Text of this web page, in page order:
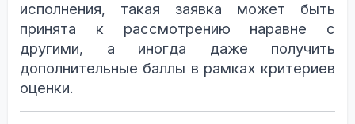
исполнения, такая заявка может быть
принята к рассмотрению наравне с
другими, а иногда даже получить
дополнительные баллы в рамках критериев
оценки.